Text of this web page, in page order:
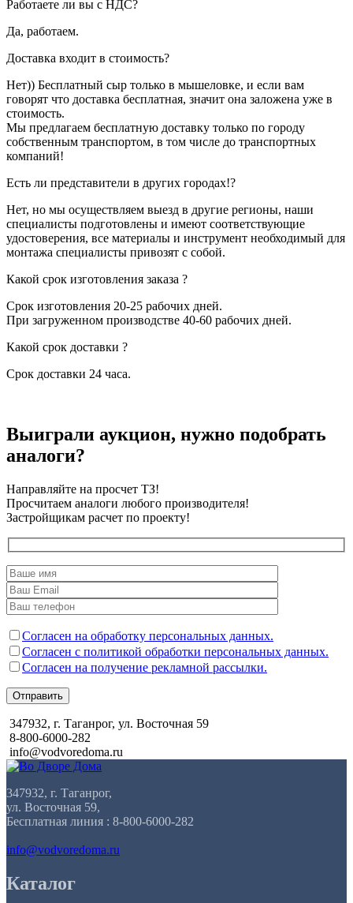
Работаете ли вы с НДС?
Да, работаем.
Доставка входит в стоимость?
Нет)) Бесплатный сыр только в мышеловке, и если вам
говорят что доставка бесплатная, значит она заложена уже в
стоимость.
Мы предлагаем бесплатную доставку только по городу
собственным транспортом, в том числе до транспортных
компаний!
Есть ли представители в других городах!?
Нет, но мы осуществляем выезд в другие регионы, наши
специалисты подготовлены и имеют соответствующие
удостоверения, все материалы и инструмент необходимый для
монтажа специалисты привозят с собой.
Какой срок изготовления заказа ?
Срок изготовления 20-25 рабочих дней.
При загруженном производстве 40-60 рабочих дней.
Какой срок доставки ?
Срок доставки 24 часа.
Выиграли аукцион, нужно подобрать
аналоги?
Направляйте на просчет ТЗ!
Просчитаем аналоги любого производителя!
Застройщикам расчет по проекту!
Согласен на обработку персональных данных.
Согласен с политикой обработки персональных данных.
Согласен на получение рекламной рассылки.
Отправить
347932, г. Таганрог, ул. Восточная 59
8-800-6000-282
info@vodvoredoma.ru
347932, г. Таганрог,
ул. Восточная 59,
Бесплатная линия : 8-800-6000-282
info@vodvoredoma.ru
Каталог